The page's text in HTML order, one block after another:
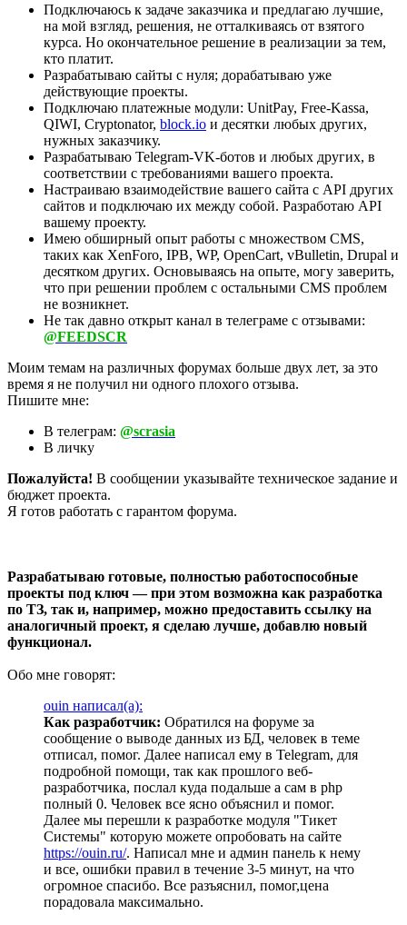
Подключаюсь к задаче заказчика и предлагаю лучшие,
на мой взгляд, решения, не отталкиваясь от взятого
курса. Но окончательное решение в реализации за тем,
кто платит.
Разрабатываю сайты с нуля; дорабатываю уже
действующие проекты.
Подключаю платежные модули: UnitPay, Free-Kassa,
QIWI, Cryptonator, block.io и десятки любых других,
нужных заказчику.
Разрабатываю Telegram-VK-ботов и любых других, в
соответствии с требованиями вашего проекта.
Настраиваю взаимодействие вашего сайта с API других
сайтов и подключаю их между собой. Разработаю API
вашему проекту.
Имею обширный опыт работы с множеством CMS,
таких как XenForo, IPB, WP, OpenCart, vBulletin, Drupal и
десятком других. Основываясь на опыте, могу заверить,
что при решении проблем с остальными CMS проблем
не возникнет.
Не так давно открыт канал в телеграме с отзывами:
@FEEDSCR
Моим темам на различных форумах больше двух лет, за это
время я не получил ни одного плохого отзыва.
Пишите мне:
В телеграм: @scrasia
В личку
Пожалуйста! В сообщении указывайте техническое задание и
бюджет проекта.
Я готов работать с гарантом форума.
Разрабатываю готовые, полностью работоспособные
проекты под ключ — при этом возможна как разработка
по ТЗ, так и, например, можно предоставить ссылку на
аналогичный проект, я сделаю лучше, добавлю новый
функционал.
Обо мне говорят:
ouin написал(а):
Как разработчик: Обратился на форуме за
сообщение о выводе данных из БД, человек в теме
отписал, помог. Далее написал ему в Telegram, для
подробной помощи, так как прошлого веб-
разработчика, послал куда подальше а сам в php
полный 0. Человек все ясно объяснил и помог.
Далее мы перешли к разработке модуля "Тикет
Системы" которую можете опробовать на сайте
https://ouin.ru/. Написал мне и админ панель к нему
и все, ошибки правил в течение 3-5 минут, на что
огромное спасибо. Все разъяснил, помог,цена
порадовала максимально.